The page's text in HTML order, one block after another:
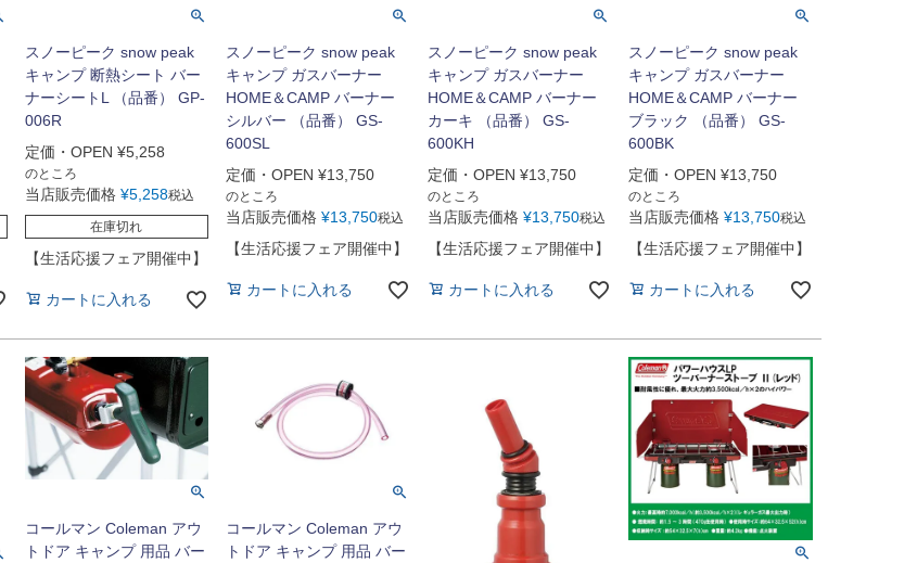
スノーピーク snow peak
キャンプ 断熱シート バー
ナーシートL （品番） GP-
006R
定価・OPEN ¥5,258
のところ
当店販売価格 ¥5,258税込
在庫切れ
【生活応援フェア開催中】
カートに入れる
スノーピーク snow peak
キャンプ ガスバーナー
HOME＆CAMP バーナー
シルバー （品番） GS-
600SL
定価・OPEN ¥13,750
のところ
当店販売価格 ¥13,750税込
【生活応援フェア開催中】
カートに入れる
スノーピーク snow peak
キャンプ ガスバーナー
HOME＆CAMP バーナー
カーキ （品番） GS-
600KH
定価・OPEN ¥13,750
のところ
当店販売価格 ¥13,750税込
【生活応援フェア開催中】
カートに入れる
スノーピーク snow peak
キャンプ ガスバーナー
HOME＆CAMP バーナー
ブラック （品番） GS-
600BK
定価・OPEN ¥13,750
のところ
当店販売価格 ¥13,750税込
【生活応援フェア開催中】
カートに入れる
コールマン Coleman アウ
トドア キャンプ 用品 バー
コールマン Coleman アウ
トドア キャンプ 用品 バー